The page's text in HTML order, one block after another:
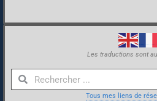
Les traductions sont
Tous mes liens de